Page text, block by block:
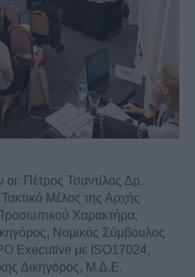
οι: Πέτρος Τσαντίλας Δρ.
Μέλος της Αρχής
Χαρακτήρα,
Νομικός Σύμβουλος
Executive με ISO17024,
Δικηγόρος, Μ.Δ.Ε.